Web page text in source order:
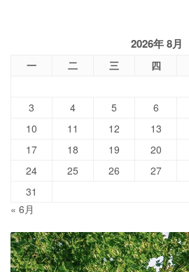
2026年 8月
一 二 三 四
3
4 5 6
10
11 12 13
17
18 19 20
24
25 26 27
31
« 6月